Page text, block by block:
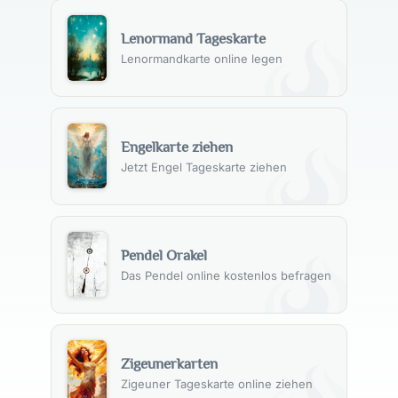
Unterschiedliche Zeitdeutungen
Kurzfristig:Die Mäuse können einen baldigen kleinen
Verlust oder eine unmittelbar bevorstehende Periode der
Unsicherheit anzeigen. Dies könnte bedeuten, dass sich
etwas, das derzeit präsent ist, bald reduzieren oder
verschwinden wird.
Langfristig:In einer langfristigen Perspektive könnten die
Mäuse auf eine längere Phase hindeuten, in der man mit
wiederholten kleinen Verlusten oder mit einer
anhaltenden Phase der Unsicherheit konfrontiert wird.
Spezifische Zeitrahmen:
Obwohl die Lenormand-Karten
keine genauen Daten liefern, könnte das Erscheinen der
Mäuse in einer Lesung auf einen Zeitraum von einigen
Wochen bis zu einigen Monaten hindeuten, abhängig
Kontext der anderen Karten und der Situation des
Fragenden.
Die Mäuse als Zeitkarte ermutigen zu einer Haltung der
Achtsamkeit und Vorsicht. Sie mahnen dazu, auf
Lenormand Tageskarte
Lenormandkarte online legen
Engelkarte ziehen
Jetzt Engel Tageskarte ziehen
Pendel Orakel
Das Pendel online kostenlos befragen
Zigeunerkarten
Zigeuner Tageskarte online ziehen